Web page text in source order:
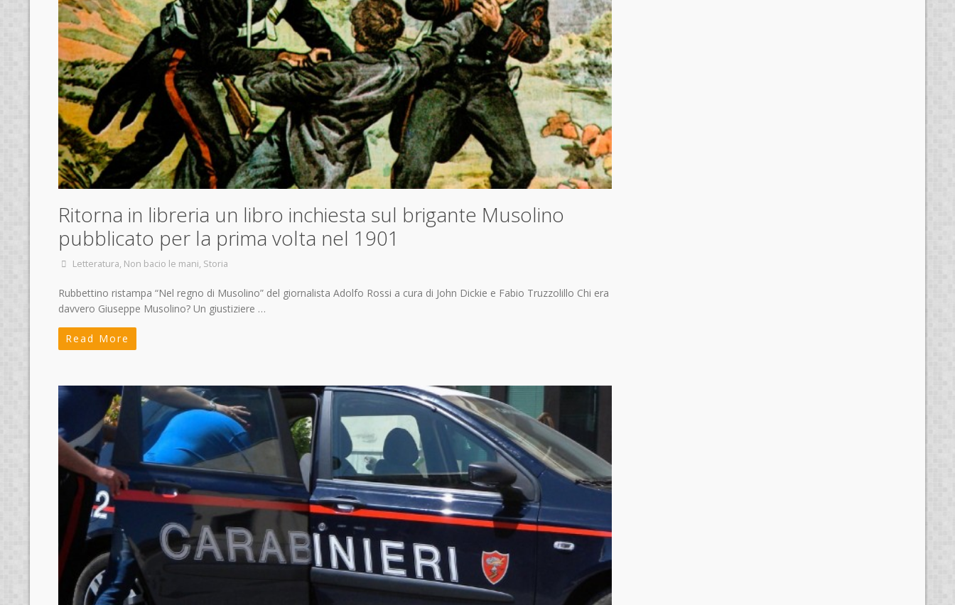
Ritorna in libreria un libro inchiesta sul brigante Musolino
pubblicato per la prima volta nel 1901
Letteratura, Non bacio le mani, Storia
Rubbettino ristampa “Nel regno di Musolino” del giornalista Adolfo Rossi a cura di John Dickie e Fabio Truzzolillo Chi era
davvero Giuseppe Musolino? Un giustiziere …
Read More